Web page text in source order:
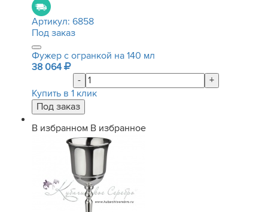
Артикул: 6858
Под заказ
Фужер с огранкой на 140 мл
38 064
-
+
Купить в 1 клик
В избранном В избранное